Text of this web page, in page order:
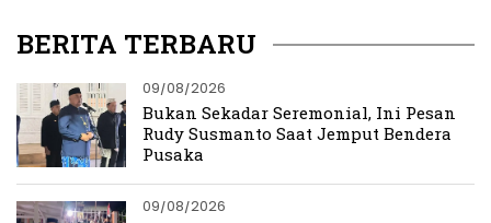
BERITA TERBARU
09/08/2026
Bukan Sekadar Seremonial, Ini Pesan
Rudy Susmanto Saat Jemput Bendera
Pusaka
09/08/2026